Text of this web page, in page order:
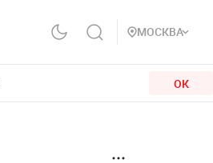
МОСКВА
ОК